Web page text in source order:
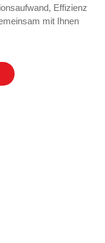
Effizienz
mit Ihnen